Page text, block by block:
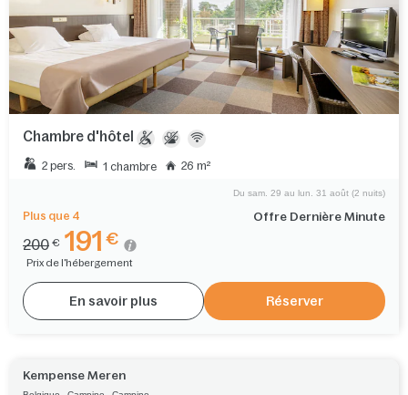
Chambre d'hôtel
2 pers. 1 chambre 26 m²
Plus que 4 Offre Dernière Minute
Du sam. 29 au lun. 31 août (2 nuits)
200 € 191 €
Prix de l'hébergement
En savoir plus Réserver
Kempense Meren